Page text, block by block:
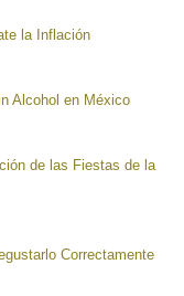
la Inflación
Alcohol en México
de las Fiestas de la
Correctamente